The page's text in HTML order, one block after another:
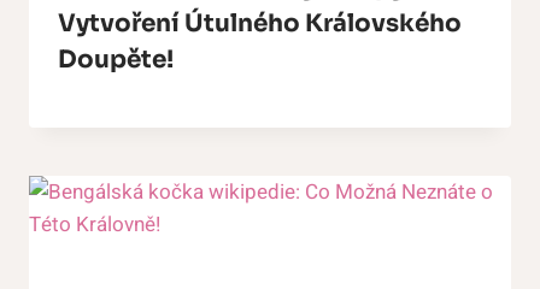
Vytvoření Útulného Královského
Doupěte!